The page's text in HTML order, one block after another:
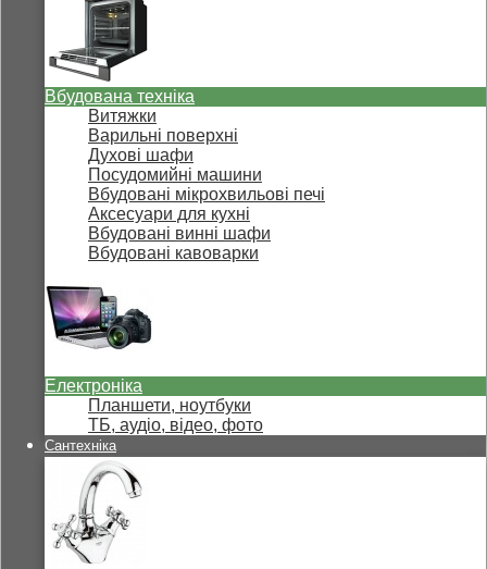
Вбудована техніка
Витяжки
Варильні поверхні
Духові шафи
Посудомийні машини
Вбудовані мікрохвильові печі
Аксесуари для кухні
Вбудовані винні шафи
Вбудовані кавоварки
Електроніка
Планшети, ноутбуки
ТБ, аудіо, відео, фото
Сантехніка